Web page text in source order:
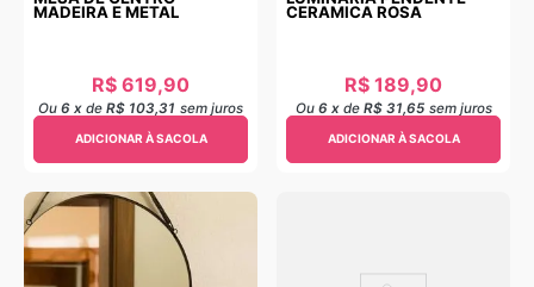
MADEIRA E METAL
R$ 619,90
Ou 6 x de R$ 103,31 sem juros
ADICIONAR À SACOLA
CERAMICA ROSA
R$ 189,90
Ou 6 xde R$ 31,65 sem juros
ADICIONAR À SACOLA